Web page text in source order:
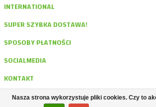
INTERNATIONAL
SUPER SZYBKA DOSTAWA!
SPOSOBY PŁATNOŚCI
SOCIALMEDIA
KONTAKT
Nasza strona wykorzystuje pliki cookies. Czy to